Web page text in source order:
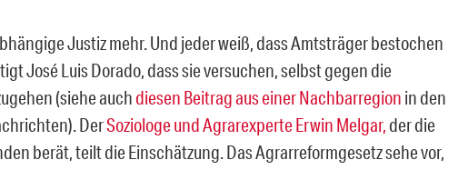
Justiz mehr. Und jeder weiß, dass Amtsträger bestochen
José Luis Dorado, dass sie versuchen, selbst gegen die
(siehe auchdiesen Beitrag aus einer Nachbarregion in den
DerSoziologe und Agrarexperte Erwin Melgar,der die
berät, teilt die Einschätzung. Das Agrarreformgesetz sehe vor,